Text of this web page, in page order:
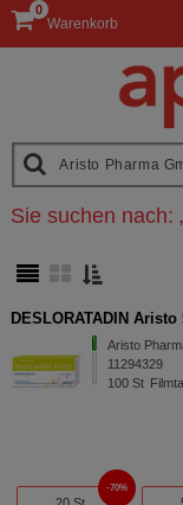
Warenkorb
0
Sie suchen nach:
DESLORATADIN
Aristo
11294329
100 St
70%